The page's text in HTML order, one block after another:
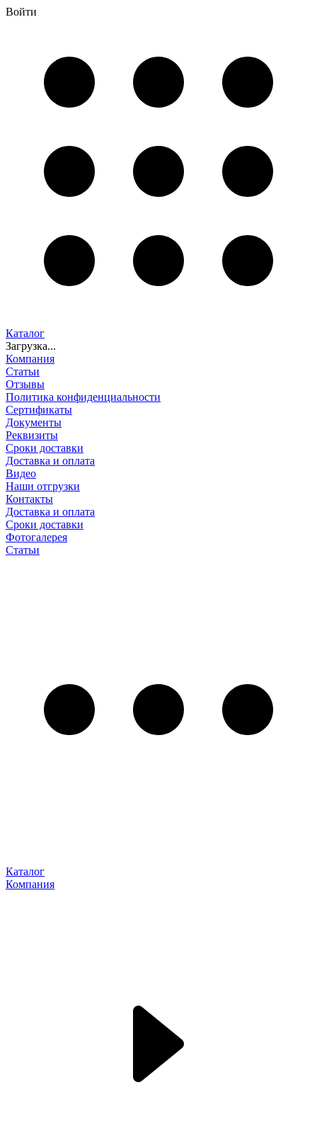
Войти
Каталог
Загрузка...
Компания
Статьи
Отзывы
Политика конфиденциальности
Сертификаты
Документы
Реквизиты
Сроки доставки
Доставка и оплата
Видео
Наши отгрузки
Контакты
Доставка и оплата
Сроки доставки
Фотогалерея
Статьи
Каталог
Компания